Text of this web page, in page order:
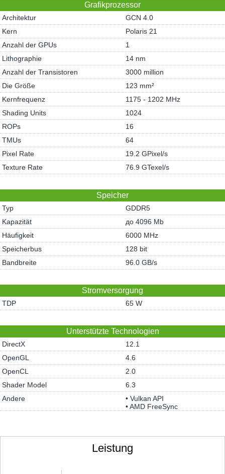
Grafikprozessor
Architektur
GCN 4.0
Kern
Polaris 21
Anzahl der GPUs
1
Lithographie
14 nm
Anzahl der Transistoren
3000 million
Die Größe
123 mm²
Kernfrequenz
1175 - 1202 MHz
Shading Units
1024
ROPs
16
TMUs
64
Pixel Rate
19.2 GPixel/s
Texture Rate
76.9 GTexel/s
Speicher
Typ
GDDR5
Kapazität
до 4096 Mb
Häufigkeit
6000 MHz
Speicherbus
128 bit
Bandbreite
96.0 GB/s
Stromversorgung
TDP 65 W
Unterstützte Technologien
DirectX
12.1
OpenGL
4.6
OpenCL
2.0
Shader Model
6.3
Andere
• Vulkan API
• AMD FreeSync
Leistung